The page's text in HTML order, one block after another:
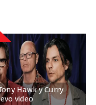
Hawk y Curry
video